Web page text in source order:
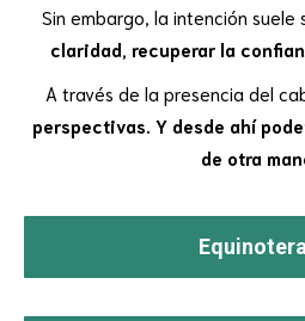
Sin embargo, la intención suele
claridad, recuperar la
A través de la presencia del
perspectivas. Y desde ahí
de otra